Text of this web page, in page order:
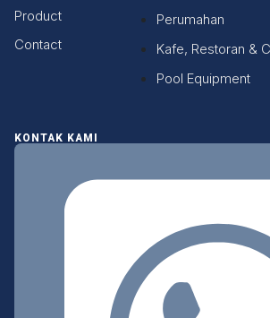
Product
Contact
Perumahan
Kafe, Restoran &
Pool Equipment
KONTAK KAMI